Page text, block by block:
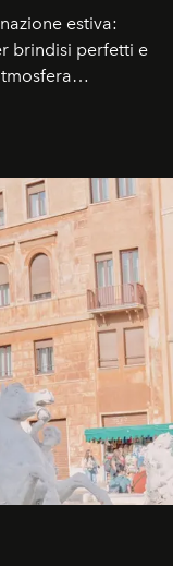
estiva:
brindisi perfetti e